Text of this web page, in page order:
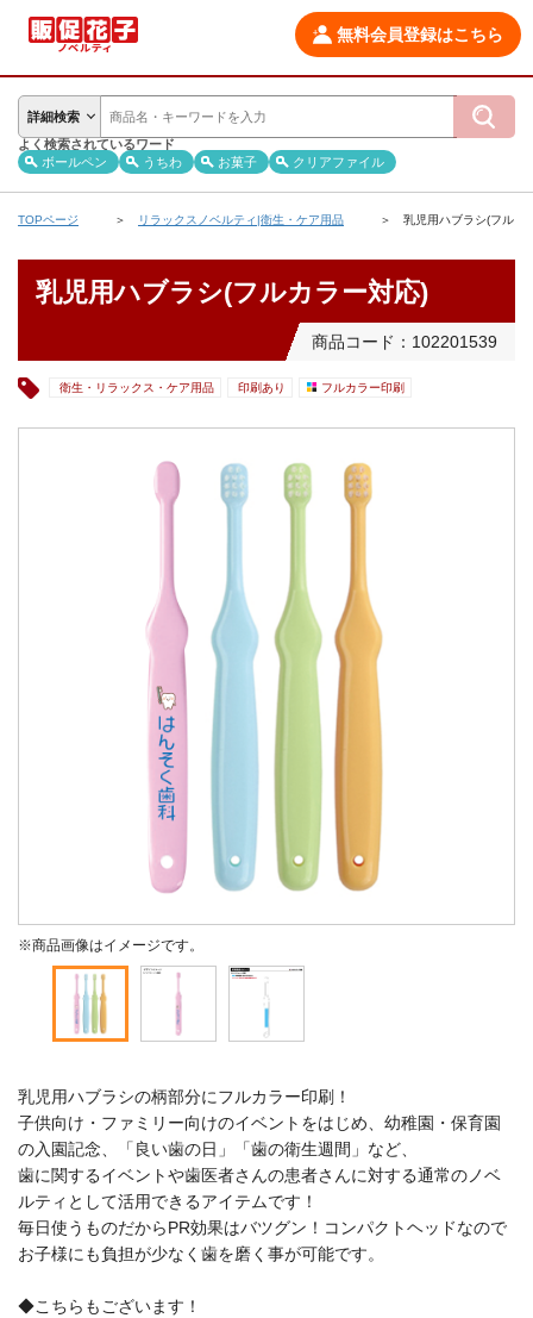
無料会員登録はこちら
詳細検索
よく検索されているワード
ボールペン
うちわ お菓子 クリアファイル
TOPページ リラックスノベルティ|衛生・ケア用品 乳児用ハブラシ(フルカ
乳児用ハブラシ(フルカラー対応)
商品コード：102201539
衛生・リラックス・ケア用品 印刷あり フルカラー印刷
※商品画像はイメージです。
乳児用ハブラシの柄部分にフルカラー印刷！
子供向け・ファミリー向けのイベントをはじめ、幼稚園・保育園
の入園記念、「良い歯の日」「歯の衛生週間」など、
歯に関するイベントや歯医者さんの患者さんに対する通常のノベ
ルティとして活用できるアイテムです！
毎日使うものだからPR効果はバツグン！コンパクトヘッドなので
お子様にも負担が少なく歯を磨く事が可能です。
◆こちらもございます！